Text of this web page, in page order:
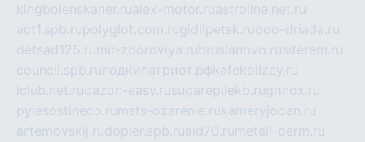
kingbolenskaner.rualex-motor.ruastroline.net.ru
act1.spb.rupolyglot.com.rugidlipetsk.ruooo-driada.ru
detsad125.ru mir-zdoroviya.rubruslanovo.rusiterem.ru
council.spb.ruлодкипатриот.рфkafekolizey.ru
iclub.net.rugazon-easy.rusugarepilekb.rugrinox.ru
pylesostineco.ru msts-ozarenie.rukameryjooan.ru
artemovskij.rudopler.spb.ruaid70.ru metall-perm.ru